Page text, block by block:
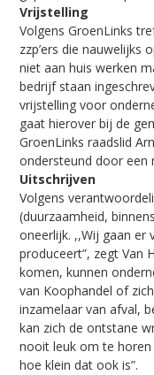
Vrijstelling
Volgens GroenLinks
zzp’ers die nauwelijks
niet aan huis werken
bedrijf staan
vrijstelling voor
gaat hierover bij de
GroenLinks raadslid
ondersteund door een
Uitschrijven
Volgens
(duurzaamheid,
oneerlijk. ,,Wij gaan er
produceert”, zegt Van
komen, kunnen
van Koophandel of
inzamelaar van afval,
kan zich de ontstane
nooit leuk om te
hoe klein dat ook is”.